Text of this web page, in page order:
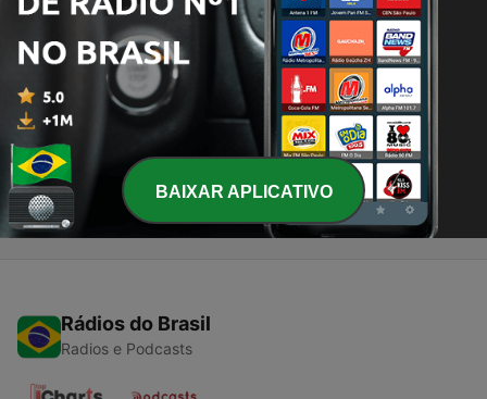
3 - 1.2 - Vitor e seu irmão/ A Descoberta
03 abr. 2021
1.1 - Santinho, Luís Fernando Veríssimo
03 abr. 2021
1 - Palavras, muitas palavras.
02 abr. 2021
Rádios do Brasil
Radios e Podcasts
BAIXAR APLICATIVO